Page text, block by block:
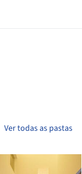
Ver todas as pastas